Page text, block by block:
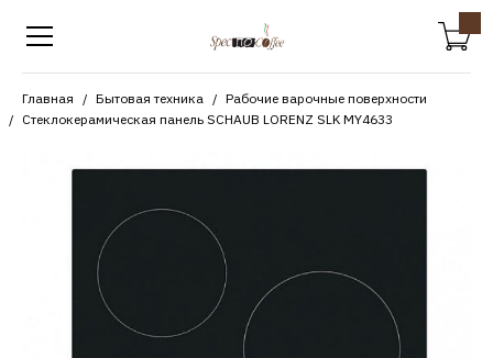
Главная Бытовая техника
Рабочие варочные поверхности
Cтеклокерамическая панель SCHAUB LORENZ SLK MY4633